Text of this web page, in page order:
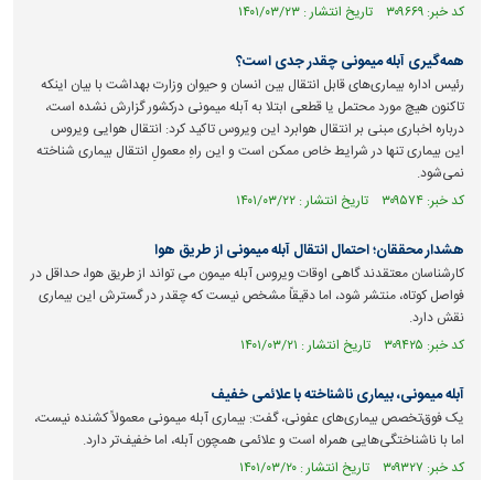
کد خبر: ۳۰۹۶۶۹ تاریخ انتشار : ۱۴۰۱/۰۳/۲۳
همه‌گیری آبله میمونی چقدر جدی است؟
رئیس اداره بیماری‌های قابل انتقال بین انسان و حیوان وزارت بهداشت با بیان اینکه
تاکنون هیچ مورد محتمل یا قطعی ابتلا به آبله میمونی درکشور گزارش نشده است،
درباره اخباری مبنی بر انتقال هوابرد این ویروس تاکید کرد: انتقال هوایی ویروس
این بیماری تنها در شرایط خاص ممکن است و این راهِ معمولِ انتقال بیماری شناخته
نمی‌شود.
کد خبر: ۳۰۹۵۷۴ تاریخ انتشار : ۱۴۰۱/۰۳/۲۲
هشدار محققان؛ احتمال انتقال آبله میمونی از طریق هوا
کارشناسان معتقدند گاهی اوقات ویروس آبله میمون می تواند از طریق هوا، حداقل در
فواصل کوتاه، منتشر شود، اما دقیقاً مشخص نیست که چقدر در گسترش این بیماری
نقش دارد.
کد خبر: ۳۰۹۴۲۵ تاریخ انتشار : ۱۴۰۱/۰۳/۲۱
آبله میمونی، بیماری ناشناخته با علائمی خفیف
یک فوق‌تخصص بیماری‌های عفونی، گفت: بیماری آبله میمونی معمولاً کشنده نیست،
اما با ناشناختگی‌هایی همراه است و علائمی همچون آبله، اما خفیف‌تر دارد.
کد خبر: ۳۰۹۳۲۷ تاریخ انتشار : ۱۴۰۱/۰۳/۲۰